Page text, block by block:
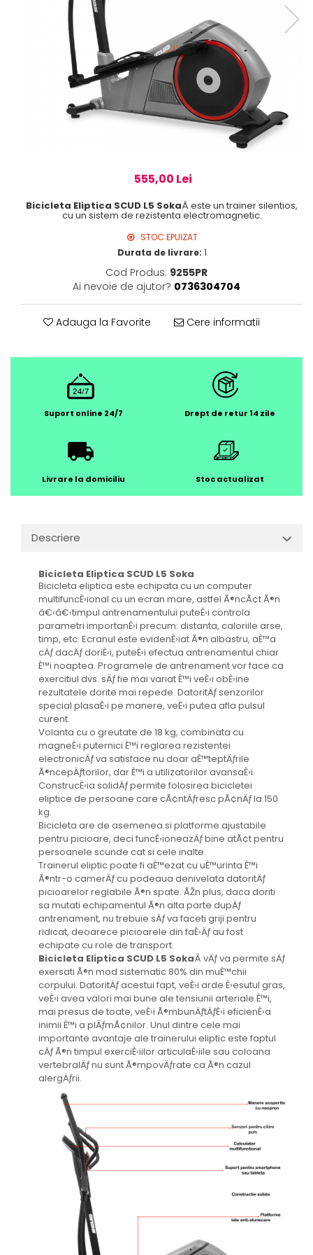
555,00 Lei
Bicicleta Eliptica SCUD L5 SokaÂ este un trainer silentios,
cu un sistem de rezistenta electromagnetic.
STOC EPUIZAT
Durata de livrare: 1
Cod Produs: 9255PR
Ai nevoie de ajutor? 0736304704
Adauga la Favorite Cere informatii
Suport online 24/7 Drept de retur 14 zile
Livrare la domiciliu Stoc actualizat
Descriere
Bicicleta Eliptica SCUD L5 Soka
Bicicleta eliptica este echipata cu un computer
multifuncÈ›ional cu un ecran mare, astfel Ã®ncÃ¢t Ã®n
â€‹â€‹timpul antrenamentului puteÈ›i controla
parametri importanÈ›i precum: distanta, caloriile arse,
timp, etc. Ecranul este evidenÈ›iat Ã®n albastru, aÈ™a
cÄƒ dacÄƒ doriÈ›i, puteÈ›i efectua antrenamentul chiar
È™i noaptea. Programele de antrenament vor face ca
exercitiul dvs. sÄƒ fie mai variat È™i veÈ›i obÈ›ine
rezultatele dorite mai repede. DatoritÄƒ senzorilor
special plasaÈ›i pe manere, veÈ›i putea afla pulsul
curent.
Volanta cu o greutate de 18 kg, combinata cu
magneÈ›i puternici È™i reglarea rezistentei
electronicÄƒ va satisface nu doar aÈ™teptÄƒrile
Ã®ncepÄƒtorilor, dar È™i a utilizatorilor avansaÈ›i.
ConstrucÈ›ia solidÄƒ permite folosirea bicicletei
eliptice de persoane care cÃ¢ntÄƒresc pÃ¢nÄƒ la 150
kg.
Bicicleta are de asemenea si platforme ajustabile
pentru picioare, deci funcÈ›ioneazÄƒ bine atÃ¢t pentru
persoanele scunde cat si cele inalte.
Trainerul eliptic poate fi aÈ™ezat cu uÈ™urinta È™i
Ã®ntr-o camerÄƒ cu podeaua denivelata datoritÄƒ
picioarelor reglabile Ã®n spate. ÃŽn plus, daca doriti
sa mutati echipamentul Ã®n alta parte dupÄƒ
antrenament, nu trebuie sÄƒ va faceti griji pentru
ridicat, deoarece picioarele din faÈ›Äƒ au fost
echipate cu role de transport.
Bicicleta Eliptica SCUD L5 SokaÂ vÄƒ va permite sÄƒ
exersati Ã®n mod sistematic 80% din muÈ™chii
corpului. DatoritÄƒ acestui fapt, veÈ›i arde È›esutul gras,
veÈ›i avea valori mai bune ale tensiunii arteriale È™i,
mai presus de toate, veÈ›i Ã®mbunÄƒtÄƒÈ›i eficienÈ›a
inimii È™i a plÄƒmÃ¢nilor. Unul dintre cele mai
importante avantaje ale trainerului eliptic este faptul
cÄƒ Ã®n timpul exerciÈ›iilor articulaÈ›iile sau coloana
vertebralÄƒ nu sunt Ã®mpovÄƒrate ca Ã®n cazul
alergÄƒrii.